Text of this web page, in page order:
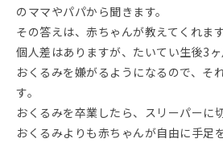
のママやパパから聞きます。
その答えは、赤ちゃんが教えてくれます
個人差はありますが、たいてい生後3
おくるみを嫌がるようになるので、そ
す。
おくるみを卒業したら、スリーパーに
おくるみよりも赤ちゃんが自由に手足